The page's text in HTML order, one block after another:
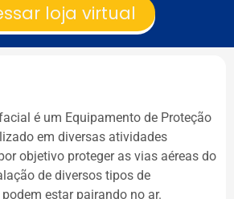
loja virtual
é um Equipamento de Proteção
em diversas atividades
objetivo proteger as vias aéreas do
de diversos tipos de
estar pairando no ar.